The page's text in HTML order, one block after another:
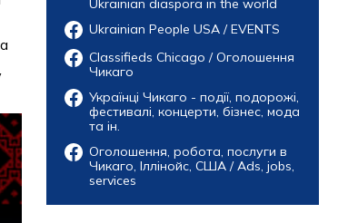
Ukrainian diaspora in the world
Ukrainian People USA / EVENTS
Classifieds Chicago / Оголошення
Чикаго
Українці Чикаго - події, подорожі,
фестивалі, концерти, бізнес, мода
та ін.
Оголошення, робота, послуги в
Чикаго, Іллінойс, США / Ads, jobs,
services